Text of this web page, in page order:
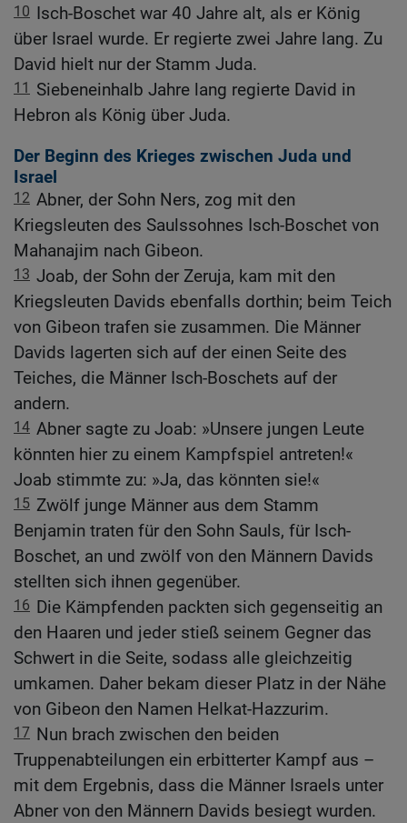
10 Isch-Boschet war 40 Jahre alt, als er König
über Israel wurde. Er regierte zwei Jahre lang. Zu
David hielt nur der Stamm Juda.
11
Siebeneinhalb Jahre lang regierte David in
Hebron als König über Juda.
Der Beginn des Krieges zwischen Juda und
Israel
12 Abner, der Sohn Ners, zog mit den
Kriegsleuten des Saulssohnes Isch-Boschet von
Mahanajim nach Gibeon.
13 Joab, der Sohn der Zeruja, kam mit den
Kriegsleuten Davids ebenfalls dorthin; beim Teich
von Gibeon trafen sie zusammen. Die Männer
Davids lagerten sich auf der einen Seite des
Teiches, die Männer Isch-Boschets auf der
andern.
14 Abner sagte zu Joab: »Unsere jungen Leute
könnten hier zu einem Kampfspiel antreten!«
Joab stimmte zu: »Ja, das könnten sie!«
15 Zwölf junge Männer aus dem Stamm
Benjamin traten für den Sohn Sauls, für Isch-
Boschet, an und zwölf von den Männern Davids
stellten sich ihnen gegenüber.
16 Die Kämpfenden packten sich gegenseitig an
den Haaren und jeder stieß seinem Gegner das
Schwert in die Seite, sodass alle gleichzeitig
umkamen. Daher bekam dieser Platz in der Nähe
von Gibeon den Namen Helkat-Hazzurim.
17 Nun brach zwischen den beiden
Truppenabteilungen ein erbitterter Kampf aus –
mit dem Ergebnis, dass die Männer Israels unter
Abner von den Männern Davids besiegt wurden.